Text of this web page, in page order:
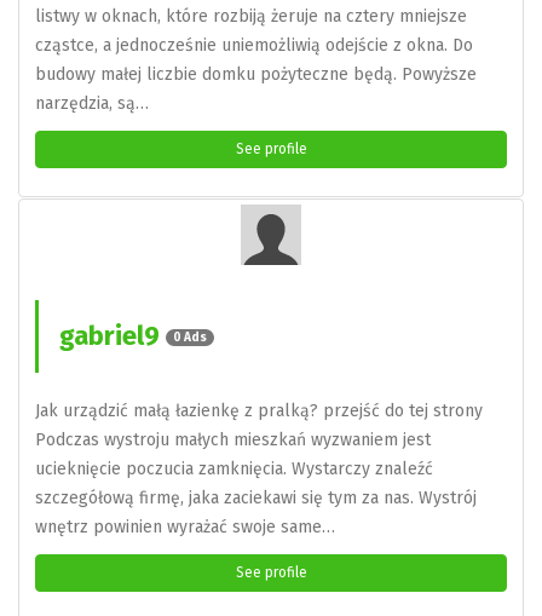
listwy w oknach, które rozbiją żeruje na cztery mniejsze
cząstce, a jednocześnie uniemożliwią odejście z okna. Do
budowy małej liczbie domku pożyteczne będą. Powyższe
narzędzia, są…
See profile
gabriel9 0 Ads
Jak urządzić małą łazienkę z pralką? przejść do tej strony
Podczas wystroju małych mieszkań wyzwaniem jest
ucieknięcie poczucia zamknięcia. Wystarczy znaleźć
szczegółową firmę, jaka zaciekawi się tym za nas. Wystrój
wnętrz powinien wyrażać swoje same…
See profile